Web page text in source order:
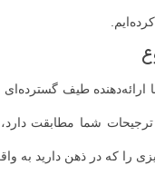
ارائه‌دهنده طیف
و ترجیحات شما مطابقت
را که در ذهن دارید به